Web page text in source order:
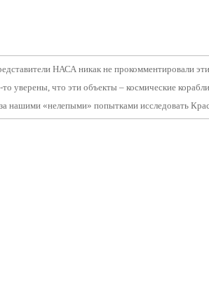
НАСА никак не прокомментировали
то уверены, что эти объекты – космические
нашими «нелепыми» попытками исследовать